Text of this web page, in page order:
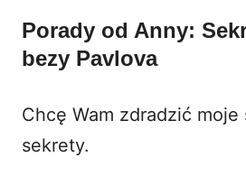
Porady od Anny:
bezy Pavlova
Chcę Wam zdradzić moje
sekrety.